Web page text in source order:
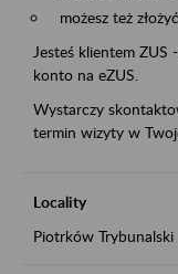
możesz też
Jesteś klientem ZUS
konto na eZUS.
Wystarczy
termin wizyty w
Locality
Piotrków Trybunalski